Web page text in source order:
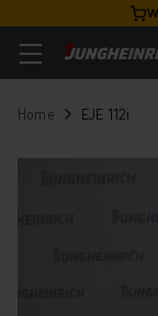
Home EJE 112i